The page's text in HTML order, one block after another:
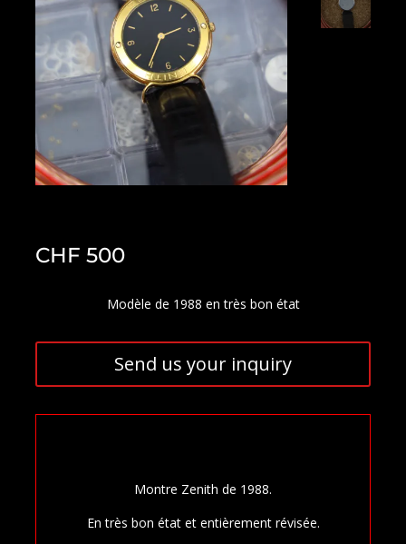
CHF 500
Modèle de 1988 en très bon état
Send us your inquiry
Montre Zenith de 1988.
En très bon état et entièrement révisée.